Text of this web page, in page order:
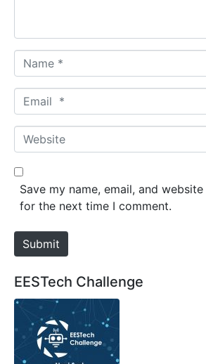
a
m
*
m
a
*
W
e
b
e
Save my name, email, and
for the next time I comment.
Submit
EESTech Challenge